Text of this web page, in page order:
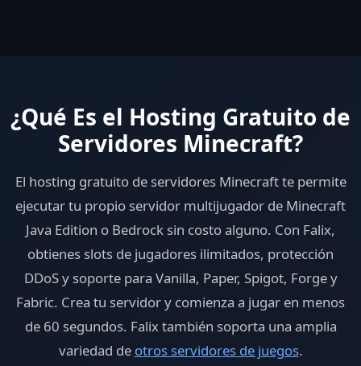
¿Qué Es el Hosting Gratuito de
Servidores Minecraft?
El hosting gratuito de servidores Minecraft te permite
ejecutar tu propio servidor multijugador de Minecraft
Java Edition o Bedrock sin costo alguno. Con Falix,
obtienes slots de jugadores ilimitados, protección
DDoS y soporte para Vanilla, Paper, Spigot, Forge y
Fabric. Crea tu servidor y comienza a jugar en menos
de 60 segundos. Falix también soporta una amplia
variedad de otros servidores de juegos.